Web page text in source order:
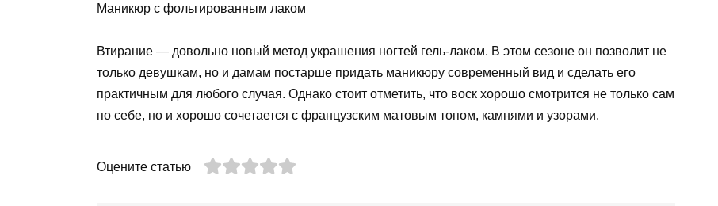
Маникюр с фольгированным лаком
Втирание — довольно новый метод украшения ногтей гель-лаком. В этом сезоне он позволит не
только девушкам, но и дамам постарше придать маникюру современный вид и сделать его
практичным для любого случая. Однако стоит отметить, что воск хорошо смотрится не только сам
по себе, но и хорошо сочетается с французским матовым топом, камнями и узорами.
Оцените статью